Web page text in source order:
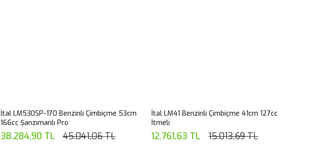
İtal LM530SP-170 Benzinli Çimbiçme 53cm
166cc Şanzımanlı Pro
38.284,90 TL 45.041,06 TL
İtal LM41 Benzinli Çimbiçme 41cm 127cc
İtmeli
12.761,63 TL 15.013,69 TL